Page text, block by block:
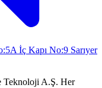
İç Kapı No:9 Sarıyer
Teknoloji A.Ş. Her